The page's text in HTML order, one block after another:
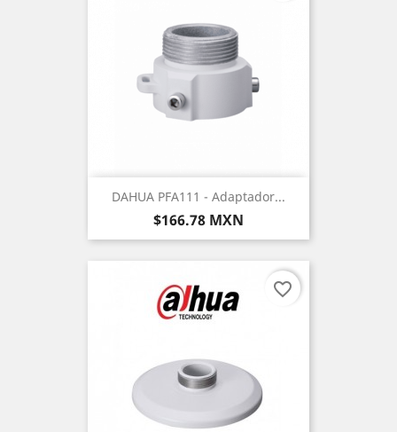
DAHUA PFA111 - Adaptador...
Precio
$166.78 MXN
favorite_border